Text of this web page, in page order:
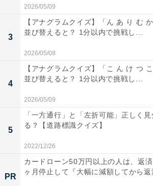
・
頑張れば読めるかも？ 名前「厳惰夢
ょう【キラキラネームクイズ】
2026/05/09
3
【アナグラムクイズ】「ん あ り む
並び替えると？ 1分以内で挑戦し...
2026/05/08
4
【アナグラムクイズ】「こ ん け つ
並び替えると？ 1分以内で挑戦し...
2026/05/09
5
「一方通行」と「左折可能」正しく
る？【道路標識クイズ】
2022/12/26
PR
カードローン50万円以上の人は、返
ヶ月停止して『大幅に減額してから返